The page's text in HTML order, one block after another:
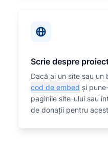
Scrie despre
Dacă ai un site sau
cod de embed și
paginile site-ului sau
de donații pentru